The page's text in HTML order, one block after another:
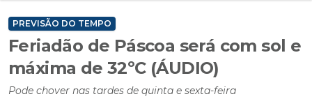
PREVISÃO DO TEMPO
Feriadão de Páscoa será com sol e
máxima de 32ºC (ÁUDIO)
Pode chover nas tardes de quinta e sexta-feira